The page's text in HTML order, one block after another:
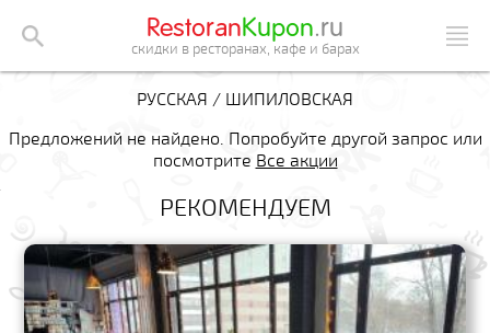
RestoranKupon.ru
скидки в ресторанах, кафе и барах
РУССКАЯ / ШИПИЛОВСКАЯ
Предложений не найдено. Попробуйте другой запрос или
посмотрите Все акции
РЕКОМЕНДУЕМ